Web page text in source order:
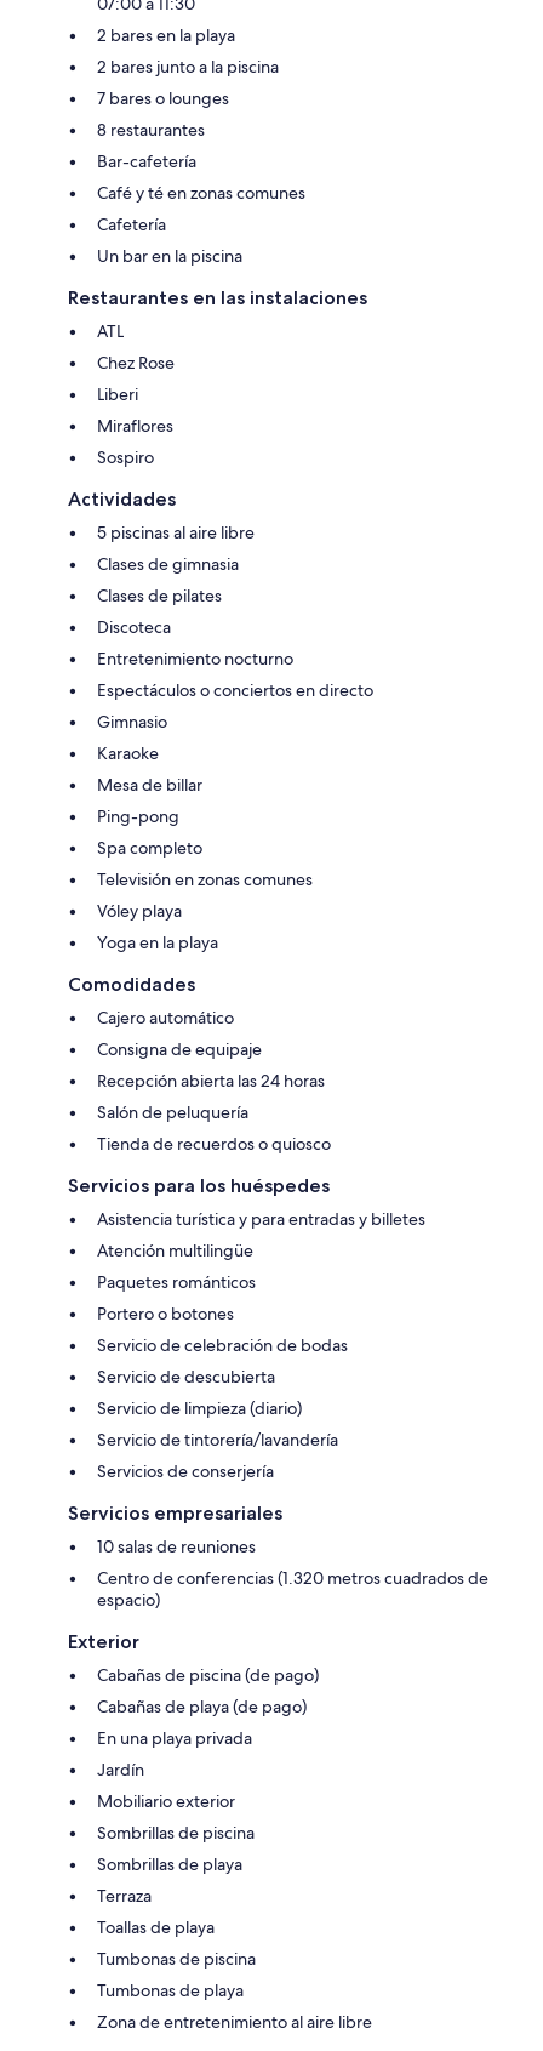
2 bares en la playa
2 bares junto a la piscina
7 bares o lounges
8 restaurantes
Bar-cafetería
Café y té en zonas comunes
Cafetería
Un bar en la piscina
Restaurantes en las instalaciones
ATL
Chez Rose
Liberi
Miraflores
Sospiro
Actividades
5 piscinas al aire libre
Clases de gimnasia
Clases de pilates
Discoteca
Entretenimiento nocturno
Espectáculos o conciertos en directo
Gimnasio
Karaoke
Mesa de billar
Ping-pong
Spa completo
Televisión en zonas comunes
Vóley playa
Yoga en la playa
Comodidades
Cajero automático
Consigna de equipaje
Recepción abierta las 24 horas
Salón de peluquería
Tienda de recuerdos o quiosco
Servicios para los huéspedes
Asistencia turística y para entradas y billetes
Atención multilingüe
Paquetes románticos
Portero o botones
Servicio de celebración de bodas
Servicio de descubierta
Servicio de limpieza (diario)
Servicio de tintorería/lavandería
Servicios de conserjería
Servicios empresariales
10 salas de reuniones
Centro de conferencias (1.320 metros cuadrados de
espacio)
Exterior
Cabañas de piscina (de pago)
Cabañas de playa (de pago)
En una playa privada
Jardín
Mobiliario exterior
Sombrillas de piscina
Sombrillas de playa
Terraza
Toallas de playa
Tumbonas de piscina
Tumbonas de playa
Zona de entretenimiento al aire libre